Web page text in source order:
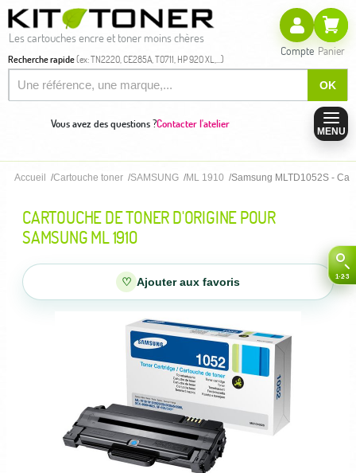
Les cartouches encre et toner moins chères
Recherche rapide(ex: TN2220, CE285A, T0711, HP 920 XL,...)
OK
Compte Panier
Vous avez des questions ?Contacter l'atelier
MENU
Accueil Cartouche toner SAMSUNG ML 1910 Samsung MLTD1052S -
CARTOUCHE DE TONER D'ORIGINE POUR
SAMSUNG ML 1910
♡ Ajouter aux favoris